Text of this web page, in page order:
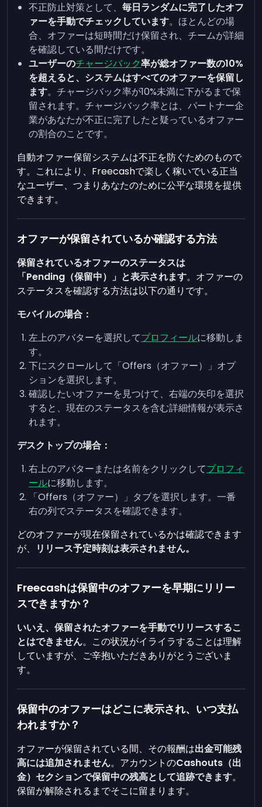
不正防止対策として、毎日ランダムに完了したオフ
ァーを手動でチェックしています。ほとんどの場
合、オファーは短時間だけ保留され、チームが詳細
を確認している間だけです。
ユーザーのチャージバック率が総オファー数の10%
を超えると、システムはすべてのオファーを保留し
ます。チャージバック率が10%未満に下がるまで保
留されます。チャージバック率とは、パートナー企
業があなたが不正に完了したと疑っているオファー
の割合のことです。
自動オファー保留システムは不正を防ぐためのもので
す。これにより、Freecashで楽しく稼いでいる正当
なユーザー、つまりあなたのために公平な環境を提供
できます。
オファーが保留されているか確認する方法
保留されているオファーのステータスは
「Pending（保留中）」と表示されます。オファーの
ステータスを確認する方法は以下の通りです。
モバイルの場合：
左上のアバターを選択してプロフィールに移動しま
す。
下にスクロールして「Offers（オファー）」オプ
ションを選択します。
確認したいオファーを見つけて、右端の矢印を選択
すると、現在のステータスを含む詳細情報が表示さ
れます。
デスクトップの場合：
右上のアバターまたは名前をクリックしてプロフィ
ールに移動します。
「Offers（オファー）」タブを選択します。一番
右の列でステータスを確認できます。
どのオファーが現在保留されているかは確認できます
が、
リリース予定時刻は表示されません。
Freecashは保留中のオファーを早期にリリー
スできますか？
いいえ、保留されたオファーを手動でリリースするこ
とはできません。この状況がイライラすることは理解
していますが、ご辛抱いただきありがとうございま
す。
保留中のオファーはどこに表示され、いつ支払
われますか？
オファーが保留されている間、その報酬は出金可能残
高には追加されません。アカウントのCashouts（出
金）セクションで保留中の残高として追跡できます。
保留が解除されるまでそこに留まります。